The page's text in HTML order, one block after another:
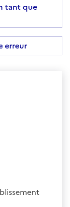
tant que
erreur